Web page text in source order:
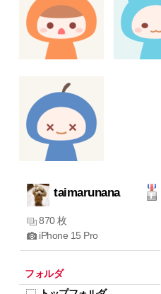
taimarunana
870 枚
iPhone 15 Pro
フォルダ